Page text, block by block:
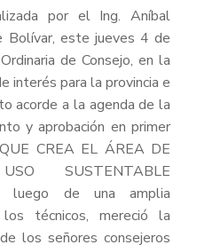
por el Ing. Aníbal
Bolívar, este jueves 4 de
de Consejo, en la
interés para la provincia e
acorde a la agenda de la
y aprobación en primer
CREA EL ÁREA DE
SUSTENTABLE
luego de una amplia
técnicos, mereció la
los señores consejeros